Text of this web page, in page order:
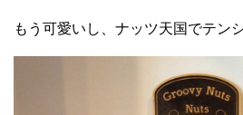
もう可愛いし、ナッツ天国でテン